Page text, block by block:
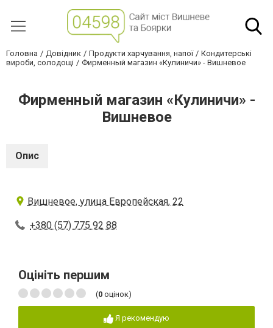
Головна Довідник Продукти харчування, напої
Кондитерські
вироби, солодощі
Фирменный магазин «Кулиничи» - Вишневое
Фирменный магазин «Кулиничи» -
Вишневое
Опис
Вишневое, улица Европейская, 22
+380 (57) 775 92 88
Оцініть першим
(0 оцінок)
Я рекомендую